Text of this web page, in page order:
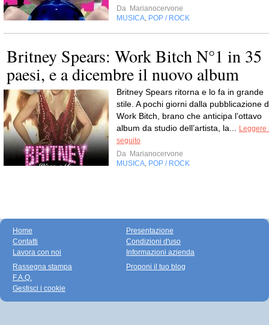
Da Marianocervone
MUSICA POP / ROCK
Britney Spears: Work Bitch N°1 in 35
paesi, e a dicembre il nuovo album
Britney Spears ritorna e lo fa in grande
stile. A pochi giorni dalla pubblicazione
Work Bitch, brano che anticipa l’ottavo
album da studio dell’artista, la...
Leggere
seguito
Da Marianocervone
MUSICA POP / ROCK
Home
Contatti
Lavora con noi
Presentazione
Condizioni d'uso
Informazioni azienda
Rassegna stampa
F.A.Q.
Gestisci i cookie
Proponi il tuo blog